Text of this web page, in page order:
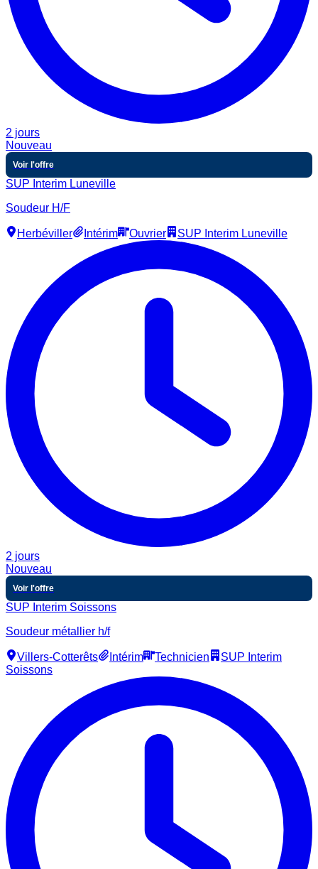
2 jours
Nouveau
Voir l'offre
SUP Interim Luneville
Soudeur H/F
Herbéviller Intérim Ouvrier SUP Interim Luneville
2 jours
Nouveau
Voir l'offre
SUP Interim Soissons
Soudeur métallier h/f
Villers-Cotterêts Intérim Technicien
SUP Interim
Soissons